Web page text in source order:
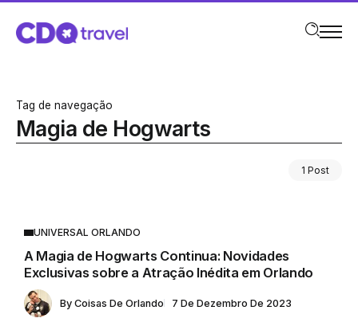
Tag de navegação
Magia de Hogwarts
1 Post
UNIVERSAL ORLANDO
A Magia de Hogwarts Continua: Novidades
Exclusivas sobre a Atração Inédita em Orlando
By Coisas De Orlando 7 De Dezembro De 2023